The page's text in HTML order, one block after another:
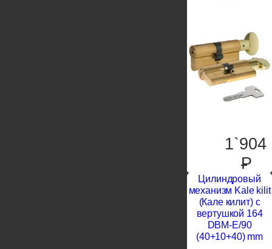
1`904
P
Цилиндровый
механизм Kale kilit
(Кале килит) с
вертушкой 164
DBM-E/90
(40+10+40) mm